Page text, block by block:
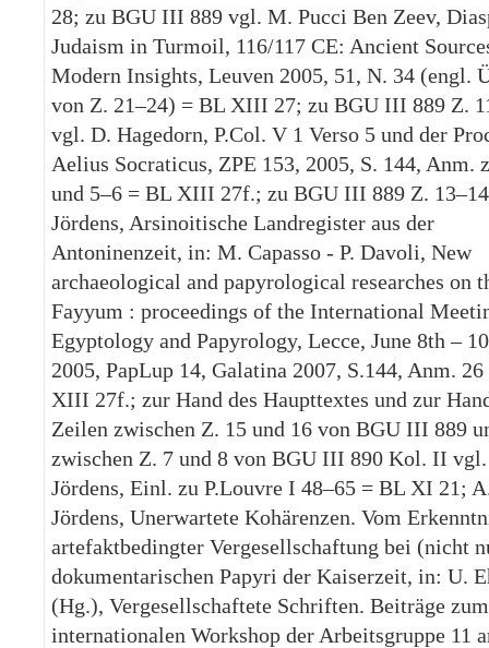
28; zu BGU III 889 vgl. M. Pucci Ben Zeev,
Judaism in Turmoil, 116/117 CE: Ancient
Modern Insights, Leuven 2005, 51, N. 34 (engl.
von Z. 21–24) = BL XIII 27; zu BGU III 889 Z.
vgl. D. Hagedorn, P.Col. V 1 Verso 5 und der
Aelius Socraticus, ZPE 153, 2005, S. 144, Anm.
und 5–6 = BL XIII 27f.; zu BGU III 889 Z.
Jördens, Arsinoitische Landregister aus der
Antoninenzeit, in: M. Capasso - P. Davoli, New
archaeological and papyrological researches on
Fayyum : proceedings of the International
Egyptology and Papyrology, Lecce, June 8th –
2005, PapLup 14, Galatina 2007, S.144, Anm.
XIII 27f.; zur Hand des Haupttextes und zur
Zeilen zwischen Z. 15 und 16 von BGU III 889
zwischen Z. 7 und 8 von BGU III 890 Kol. II
Jördens, Einl. zu P.Louvre I 48–65 = BL XI 21;
Jördens, Unerwartete Kohärenzen. Vom
artefaktbedingter Vergesellschaftung bei (nicht
dokumentarischen Papyri der Kaiserzeit, in: U.
(Hg.), Vergesellschaftete Schriften. Beiträge zum
internationalen Workshop der Arbeitsgruppe 11